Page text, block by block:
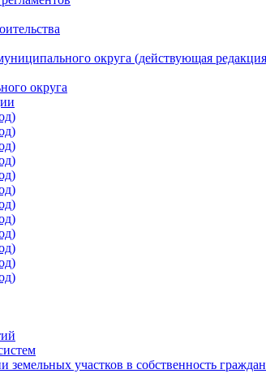
округа (действующая
округа
земельных участков в собственность